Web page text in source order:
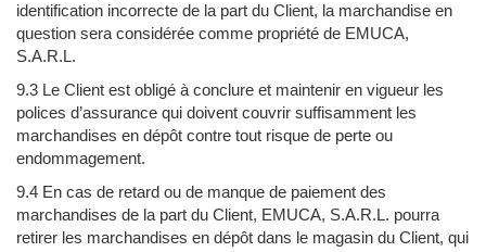
identification incorrecte de la part du Client, la marchandise en
question sera considérée comme propriété de EMUCA,
S.A.R.L.
9.3 Le Client est obligé à conclure et maintenir en vigueur les
polices d’assurance qui doivent couvrir suffisamment les
marchandises en dépôt contre tout risque de perte ou
endommagement.
9.4 En cas de retard ou de manque de paiement des
marchandises de la part du Client, EMUCA, S.A.R.L. pourra
retirer les marchandises en dépôt dans le magasin du Client, qui